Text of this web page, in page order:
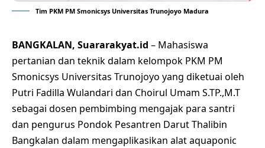
Tim PKM PM Smonicsys Universitas Trunojoyo Madura
BANGKALAN, Suararakyat.id – Mahasiswa
pertanian dan teknik dalam kelompok PKM PM
Smonicsys Universitas Trunojoyo yang diketuai oleh
Putri Fadilla Wulandari dan Choirul Umam S.TP.,M.T
sebagai dosen pembimbing mengajak para santri
dan pengurus Pondok Pesantren Darut Thalibin
Bangkalan dalam mengaplikasikan alat aquaponic